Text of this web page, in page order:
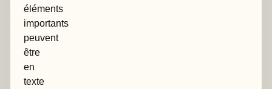
éléments
importants
peuvent
être
en
texte